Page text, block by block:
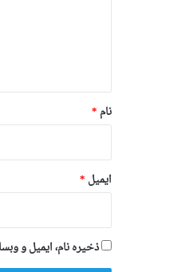
نام *
ایمیل *
ذخیره نام، ایمیل و